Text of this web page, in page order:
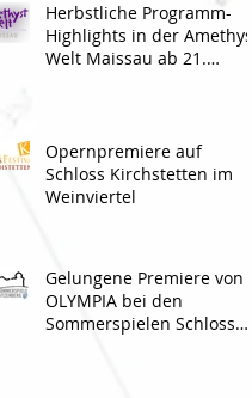
Herbstliche Programm-
Highlights in der Amethyst
Welt Maissau ab 21.
Opernpremiere auf
Schloss Kirchstetten im
Weinviertel
Gelungene Premiere von
OLYMPIA bei den
Sommerspielen Schloss